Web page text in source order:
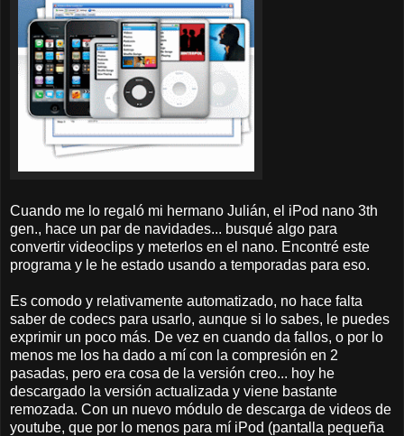
Cuando me lo regaló mi hermano Julián, el iPod nano 3th
gen., hace un par de navidades... busqué algo para
convertir videoclips y meterlos en el nano. Encontré este
programa y le he estado usando a temporadas para eso.
Es comodo y relativamente automatizado, no hace falta
saber de codecs para usarlo, aunque si lo sabes, le puedes
exprimir un poco más. De vez en cuando da fallos, o por lo
menos me los ha dado a mí con la compresión en 2
pasadas, pero era cosa de la versión creo... hoy he
descargado la versión actualizada y viene bastante
remozada. Con un nuevo módulo de descarga de videos de
youtube, que por lo menos para mí iPod (pantalla pequeña